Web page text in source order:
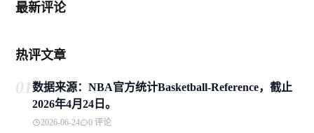
最新评论
热评文章
01数据来源：NBA官方统计Basketball-Reference，截止
2026年4月24日。
2026-06-24 0 评论